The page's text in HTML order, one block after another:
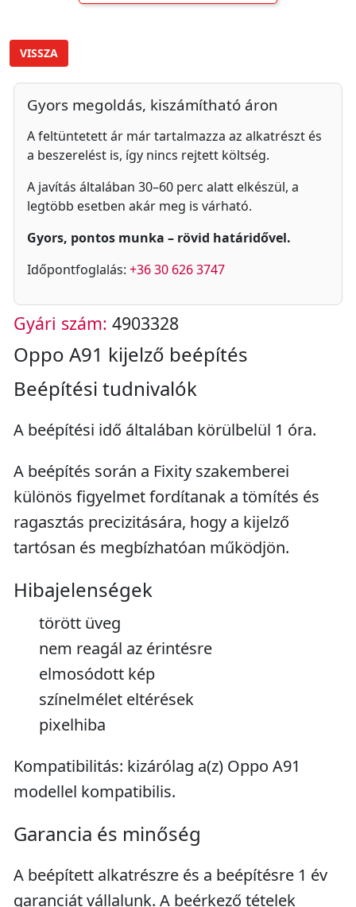
VISSZA
Gyors megoldás, kiszámítható áron
A feltüntetett ár már tartalmazza az alkatrészt és
a beszerelést is, így nincs rejtett költség.
A javítás általában 30–60 perc alatt elkészül, a
legtöbb esetben akár meg is várható.
Gyors, pontos munka – rövid határidővel.
Időpontfoglalás: +36 30 626 3747
Gyári szám: 4903328
Oppo A91 kijelző beépítés
Beépítési tudnivalók
A beépítési idő általában körülbelül 1 óra.
A beépítés során a Fixity szakemberei
különös figyelmet fordítanak a tömítés és
ragasztás precizitására, hogy a kijelző
tartósan és megbízhatóan működjön.
Hibajelenségek
törött üveg
nem reagál az érintésre
elmosódott kép
színelmélet eltérések
pixelhiba
Kompatibilitás: kizárólag a(z) Oppo A91
modellel kompatibilis.
Garancia és minőség
A beépített alkatrészre és a beépítésre 1 év
garanciát vállalunk. A beérkező tételek